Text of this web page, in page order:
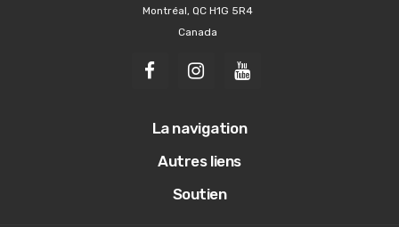
Montréal, QC H1G 5R4
Canada
La navigation
Autres liens
Soutien